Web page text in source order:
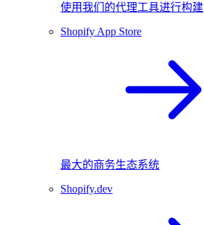
使用我们的代理工具进行构建
Shopify App Store
最大的商务生态系统
Shopify.dev